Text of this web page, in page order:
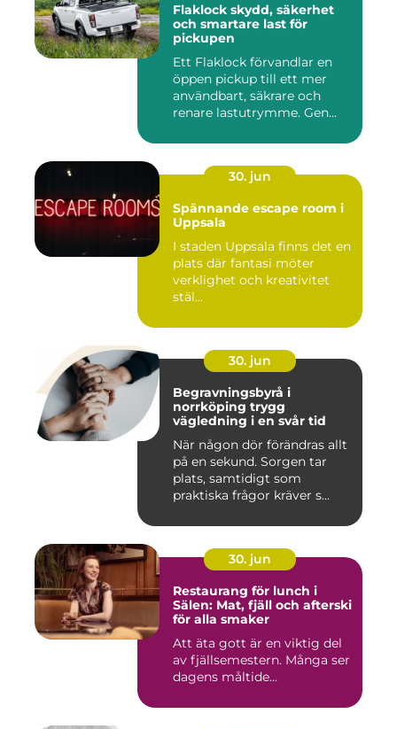
Flaklock skydd, säkerhet
och smartare last för
pickupen
Ett Flaklock förvandlar en
öppen pickup till ett mer
användbart, säkrare och
renare lastutrymme. Gen...
30. jun
Spännande escape room i
Uppsala
I staden Uppsala finns det en
plats där fantasi möter
verklighet och kreativitet
stäl...
30. jun
Begravningsbyrå i
norrköping trygg
vägledning i en svår tid
När någon dör förändras allt
på en sekund. Sorgen tar
plats, samtidigt som
praktiska frågor kräver s...
30. jun
Restaurang för lunch i
Sälen: Mat, fjäll och afterski
för alla smaker
Att äta gott är en viktig del
av fjällsemestern. Många ser
dagens måltide...